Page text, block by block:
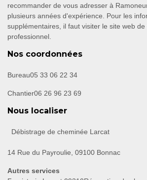
recommander de vous adresser à
plusieurs années d'expérience. Pour les
supplémentaires, il faut visiter le site web
professionnel.
Nos coordonnées
Bureau05 33 06 22 34
Chantier06 26 96 23 69
Nous localiser
Débistrage de cheminée Larcat
14 Rue du Payroulie, 09100 Bonnac
Autres services